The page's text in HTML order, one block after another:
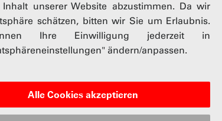
unserer Website abzustimmen. Da wir
schätzen, bitten wir Sie um Erlaubnis.
Ihre Einwilligung jederzeit in
ändern/anpassen.
Alle Cookies akzeptieren
einen Blick
welches
der